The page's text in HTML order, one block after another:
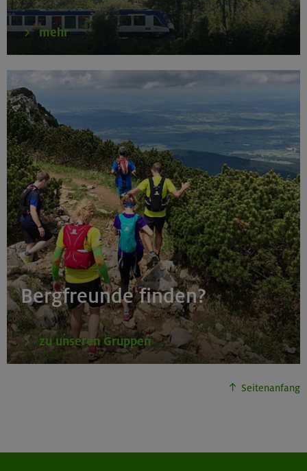
mehr
Bergfreunde finden?
zu unseren Gruppen
Seitenanfang